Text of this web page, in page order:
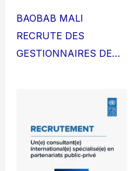
BAOBAB MALI
RECRUTE DES
GESTIONNAIRES DE…